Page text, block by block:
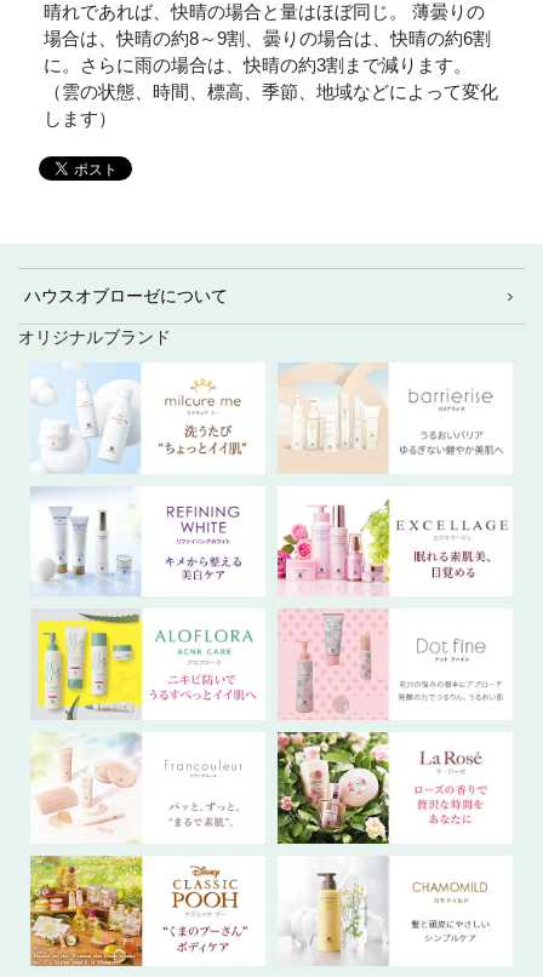
晴れであれば、快晴の場合と量はほぼ同じ。 薄曇りの
場合は、快晴の約8～9割、曇りの場合は、快晴の約6割
に。さらに雨の場合は、快晴の約3割まで減ります。
（雲の状態、時間、標高、季節、地域などによって変化
します）
ハウスオブローゼについて
オリジナルブランド